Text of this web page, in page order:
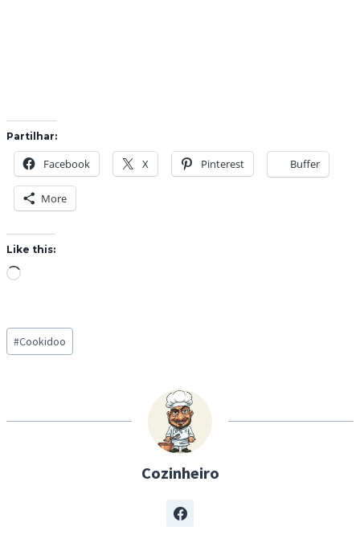
Partilhar:
Facebook X Pinterest Buffer
More
Like this:
L
d
i
…
Post
Tags:
#Cookidoo
Cozinheiro